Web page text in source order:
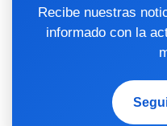
Recibe nuestras
informado con la